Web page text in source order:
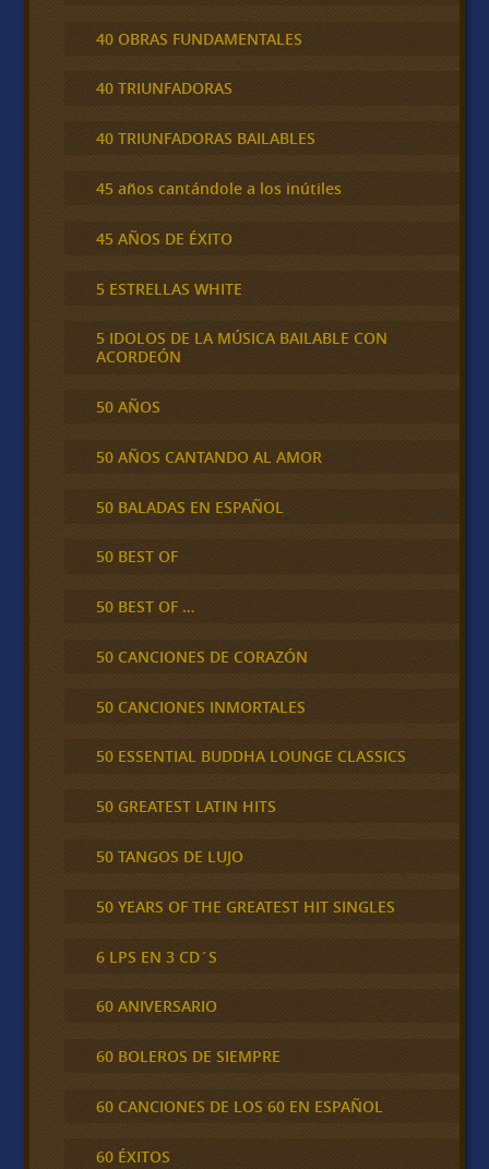
40 OBRAS FUNDAMENTALES
40 TRIUNFADORAS
40 TRIUNFADORAS BAILABLES
45 años cantándole a los inútiles
45 AÑOS DE ÉXITO
5 ESTRELLAS WHITE
5 IDOLOS DE LA MÚSICA BAILABLE CON
ACORDEÓN
50 AÑOS
50 AÑOS CANTANDO AL AMOR
50 BALADAS EN ESPAÑOL
50 BEST OF
50 BEST OF …
50 CANCIONES DE CORAZÓN
50 CANCIONES INMORTALES
50 ESSENTIAL BUDDHA LOUNGE CLASSICS
50 GREATEST LATIN HITS
50 TANGOS DE LUJO
50 YEARS OF THE GREATEST HIT SINGLES
6 LPS EN 3 CD´S
60 ANIVERSARIO
60 BOLEROS DE SIEMPRE
60 CANCIONES DE LOS 60 EN ESPAÑOL
60 ÉXITOS